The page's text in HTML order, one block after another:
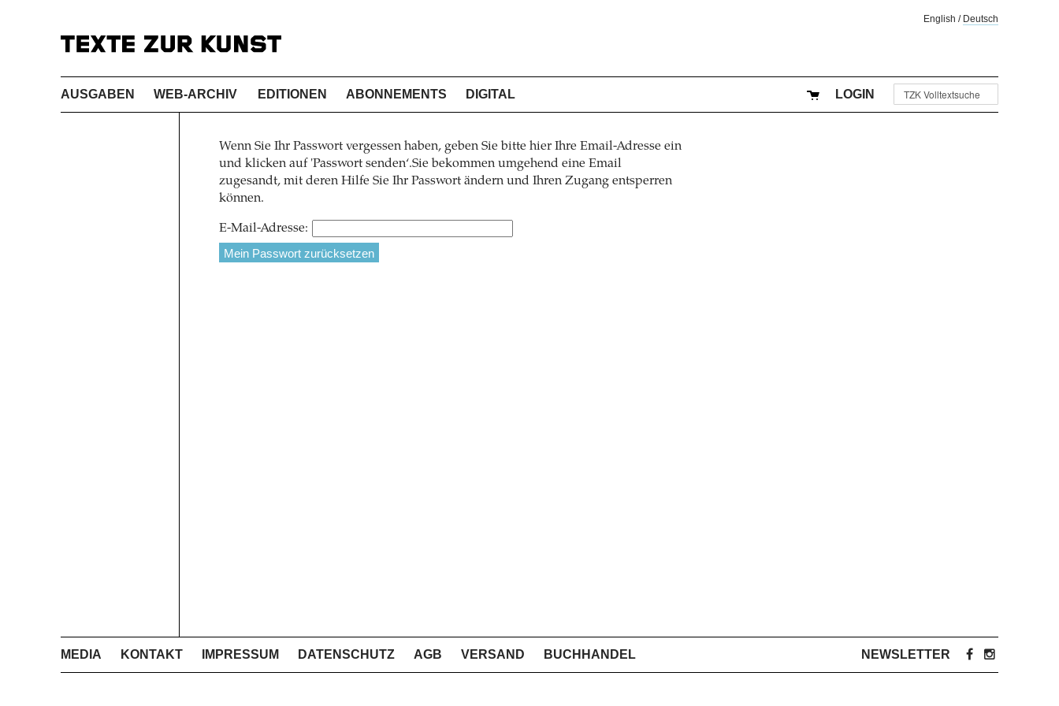
English / Deutsch
AUSGABEN WEB-ARCHIV EDITIONEN ABONNEMENTS DIGITAL LOGIN
Wenn Sie Ihr Passwort vergessen haben, geben Sie bitte hier Ihre Email-Adresse ein
und klicken auf 'Passwort senden‘.Sie bekommen umgehend eine Email
zugesandt, mit deren Hilfe Sie Ihr Passwort ändern und Ihren Zugang entsperren
können.
E-Mail-Adresse:
MEDIA KONTAKT IMPRESSUM DATENSCHUTZ AGB VERSAND BUCHHANDEL NEWSLETTER